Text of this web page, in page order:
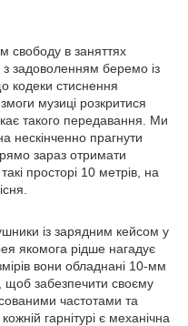
свободу в заняттях
задоволенням беремо із
кодеки стиснення
музиці розкритися
такого передавання. Ми
нескінченно прагнути
зараз отримати
просторі 10 метрів, на
із зарядним кейсом у
якомога рідше нагадує
вони обладнані 10-мм
щоб забезпечити своєму
частотами та
гарнітурі є механічна